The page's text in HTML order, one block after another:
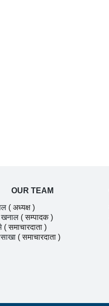
OUR TEAM
( अध्यक्ष )
खनाल ( सम्पादक )
( समाचारदाता )
( समाचारदाता )